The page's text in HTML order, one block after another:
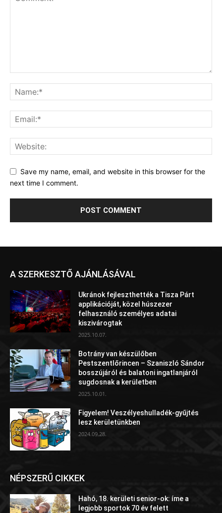
Save my name, email, and website in this browser for the
next time I comment.
A SZERKESZTŐ AJÁNLÁSÁVAL
Ukránok fejleszthették a Tisza Párt
applikációját, közel húszezer
felhasználó személyes adatai
kiszivárogtak
2025.10.07.
Botrány van készülőben
Pestszentlőrincen – Szaniszló Sándor
bosszújáról és balatoni ingatlanjáról
sugdosnak a kerületben
2025.10.01.
Figyelem! Veszélyeshulladék-gyűjtés
lesz kerületünkben
2024.09.28.
NÉPSZERŰ CIKKEK
Hahó, 18. kerületi senior-ok: íme a
legjobb sportok 70 év felett